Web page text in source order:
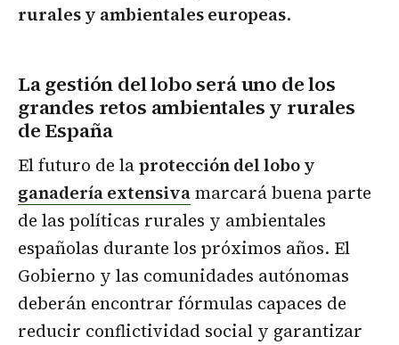
rurales y ambientales europeas.
La gestión del lobo será uno de los
grandes retos ambientales y rurales
de España
El futuro de laprotección del lobo y
ganadería extensivamarcará buena parte
de las políticas rurales y ambientales
españolas durante los próximos años. El
Gobierno y las comunidades autónomas
deberán encontrar fórmulas capaces de
reducir conflictividad social y garantizar